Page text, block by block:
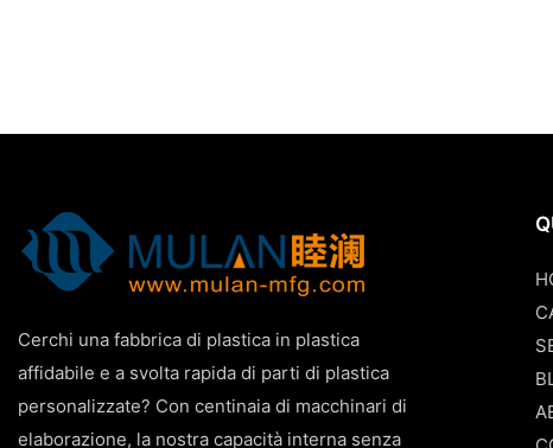
Cerchi una fabbrica di plastica in plastica
affidabile e a svolta rapida di parti di plastica
personalizzate? Con centinaia di macchinari di
elaborazione, la nostra capacità interna senza